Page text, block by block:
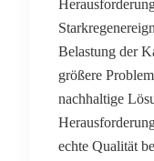
Belastung der
größere
nachhaltige
echte Qualität